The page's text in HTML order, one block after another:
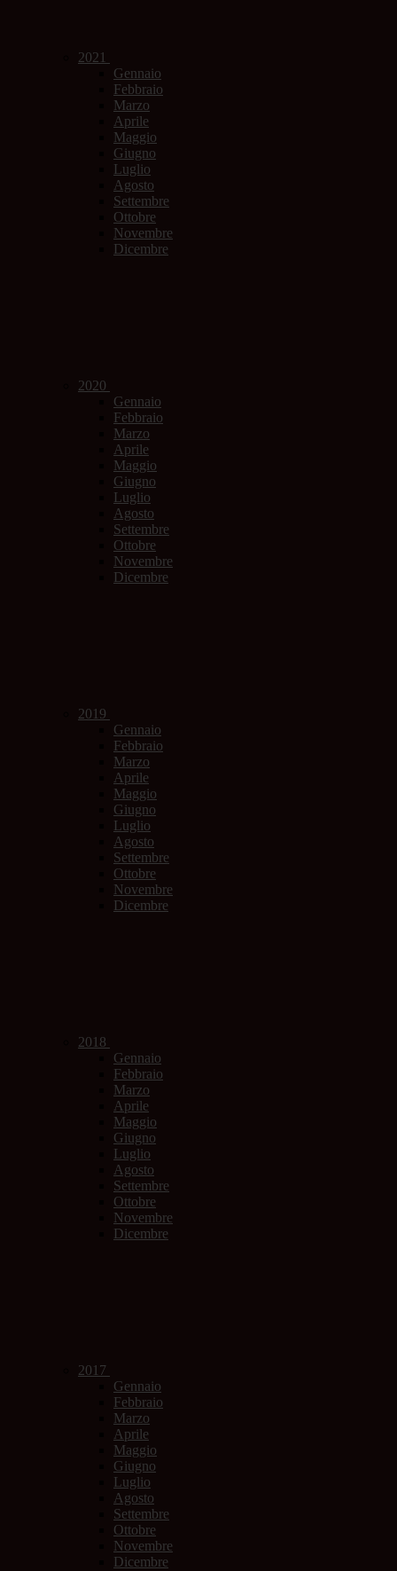
2021
Gennaio
Febbraio
Marzo
Aprile
Maggio
Giugno
Luglio
Agosto
Settembre
Ottobre
Novembre
Dicembre
2020
Gennaio
Febbraio
Marzo
Aprile
Maggio
Giugno
Luglio
Agosto
Settembre
Ottobre
Novembre
Dicembre
2019
Gennaio
Febbraio
Marzo
Aprile
Maggio
Giugno
Luglio
Agosto
Settembre
Ottobre
Novembre
Dicembre
2018
Gennaio
Febbraio
Marzo
Aprile
Maggio
Giugno
Luglio
Agosto
Settembre
Ottobre
Novembre
Dicembre
2017
Gennaio
Febbraio
Marzo
Aprile
Maggio
Giugno
Luglio
Agosto
Settembre
Ottobre
Novembre
Dicembre